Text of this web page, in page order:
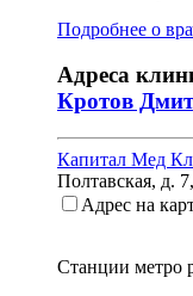
Подробнее о
Адреса
Кротов
Капитал Мед
Полтавская, д. 7,
Адрес на
Станции метро